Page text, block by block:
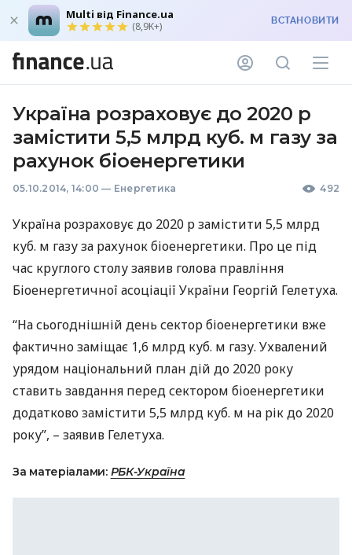
Multi від Finance.ua
(8,9K+) ВСТАНОВИТИ
Україна розраховує до 2020 р
замістити 5,5 млрд куб. м газу за
рахунок біоенергетики
05.10.2014, 14:00 — Енергетика 492
Україна розраховує до 2020 р замістити 5,5 млрд
куб. м газу за рахунок біоенергетики. Про це під
час круглого столу заявив голова правління
Біоенергетичної асоціації України Георгій Гелетуха.
“На сьогоднішній день сектор біоенергетики вже
фактично заміщає 1,6 млрд куб. м газу. Ухвалений
урядом національний план дій до 2020 року
ставить завдання перед сектором біоенергетики
додатково замістити 5,5 млрд куб. м на рік до 2020
року”, – заявив Гелетуха.
За матеріалами: РБК-Україна